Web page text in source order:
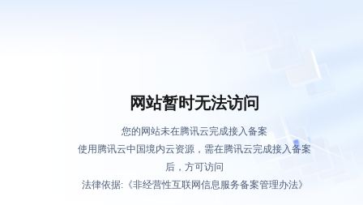
网站暂时无法访问
您的网站未在腾讯云完成接入备案
使用腾讯云中国境内云资源，需在腾讯云完成接入备案
后，方可访问
法律依据:《非经营性互联网信息服务备案管理办法》